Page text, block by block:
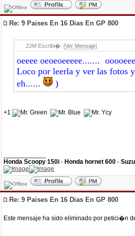
Re: 9 Paises En 16 Dias En GP 800
2JM Escribi�: [Ver Mensaje]
oeeee oeoeoeeeee.......
Loco por leerla y ver las fotos
eh......
)
+1
Honda Scoopy 150i - Honda hornet 600 -
Re: 9 Paises En 16 Dias En GP 800
Este mensaje ha sido eliminado por petici�n